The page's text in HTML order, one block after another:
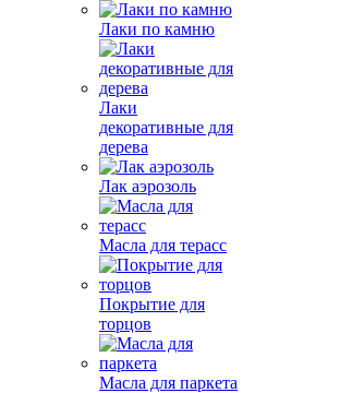
Лаки по камню
Лаки
декоративные для
дерева
Лак аэрозоль
Масла для терасс
Покрытие для
торцов
Масла для паркета